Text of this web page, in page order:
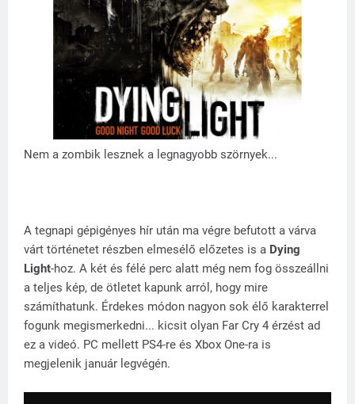
Nem a zombik lesznek a legnagyobb szörnyek...
A tegnapi gépigényes hír után ma végre befutott a várva
várt történetet részben elmesélő előzetes is a Dying
Light-hoz. A két és félé perc alatt még nem fog összeállni
a teljes kép, de ötletet kapunk arról, hogy mire
számíthatunk. Érdekes módon nagyon sok élő karakterrel
fogunk megismerkedni... kicsit olyan Far Cry 4 érzést ad
ez a videó. PC mellett PS4-re és Xbox One-ra is
megjelenik január legvégén.